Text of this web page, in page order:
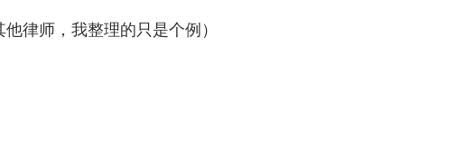
律师，我整理的只是个例）